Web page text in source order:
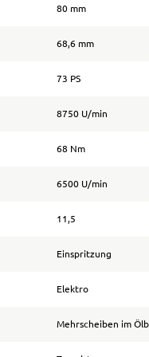
80 mm
68,6 mm
73 PS
8750 U/min
68 Nm
6500 U/min
11,5
Einspritzung
Elektro
Mehrscheiben im